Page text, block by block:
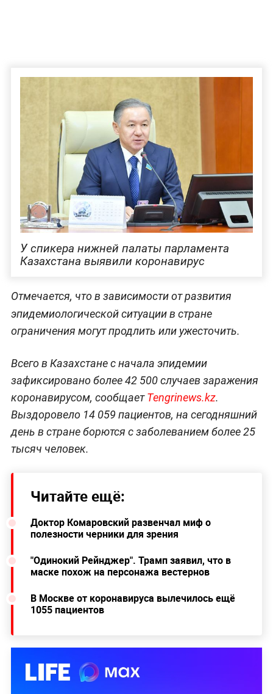
У спикера нижней палаты парламента
Казахстана выявили коронавирус
Отмечается, что в зависимости от развития
эпидемиологической ситуации в стране
ограничения могут продлить или ужесточить.
Всего в Казахстане с начала эпидемии
зафиксировано более 42 500 случаев заражения
коронавирусом, сообщаетTengrinews.kz.
Выздоровело 14 059 пациентов, на сегодняшний
день в стране борются с заболеванием более 25
тысяч человек.
Читайте ещё:
Доктор Комаровский развенчал миф о
полезности черники для зрения
"Одинокий Рейнджер". Трамп заявил, что в
маске похож на персонажа вестернов
В Москве от коронавируса вылечилось ещё
1055 пациентов